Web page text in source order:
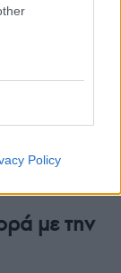
Policy
με την